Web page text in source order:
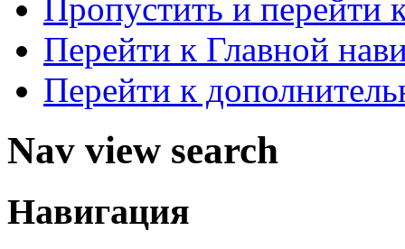
Пропустить и перейти
Перейти к Главной
Перейти к
Nav view search
Навигация